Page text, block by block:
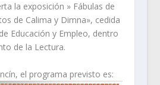
la exposición » Fábulas de
de Calima y Dimna», cedida
Educación y Empleo, dentro
de la Lectura.
el programa previsto es: